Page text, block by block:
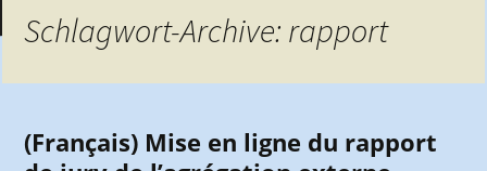
Schlagwort-Archive: rapport
(Français) Mise en ligne du rapport